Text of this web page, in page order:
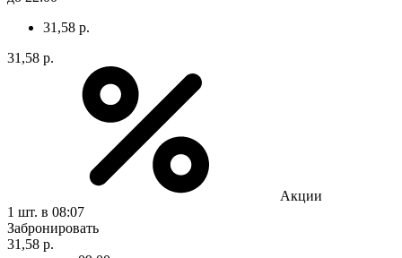
31,58 р.
31,58 р.
Акции
1 шт. в 08:07
Забронировать
31,58 р.